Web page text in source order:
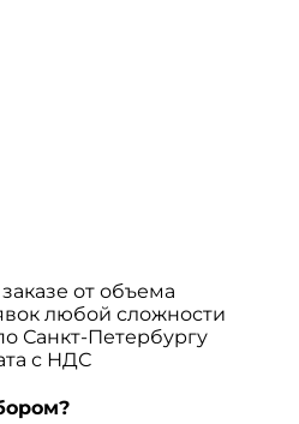
от объема
любой сложности
Санкт-Петербургу
с НДС